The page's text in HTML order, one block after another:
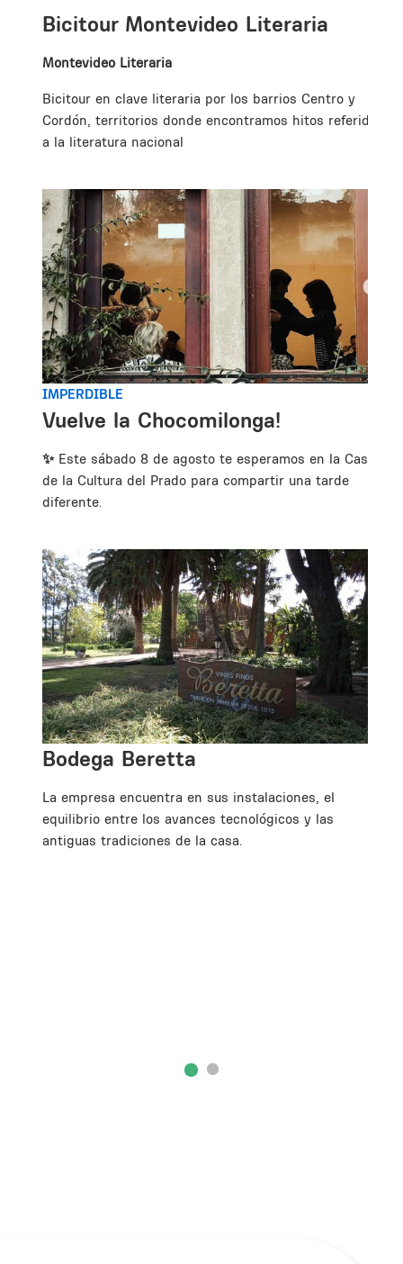
Bicitour Montevideo Literaria
Montevideo Literaria
Bicitour en clave literaria por los barrios Centro y
Cordón, territorios donde encontramos hitos referidos
a la literatura nacional
IMPERDIBLE
Vuelve la Chocomilonga!
✨Este sábado 8 de agosto te esperamos en la Casa
de la Cultura del Prado para compartir una tarde
diferente.
Bodega Beretta
La empresa encuentra en sus instalaciones, el
equilibrio entre los avances tecnológicos y las
antiguas tradiciones de la casa.